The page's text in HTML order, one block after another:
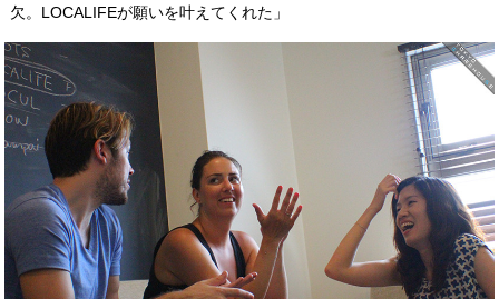
欠。LOCALIFEが願いを叶えてくれた」